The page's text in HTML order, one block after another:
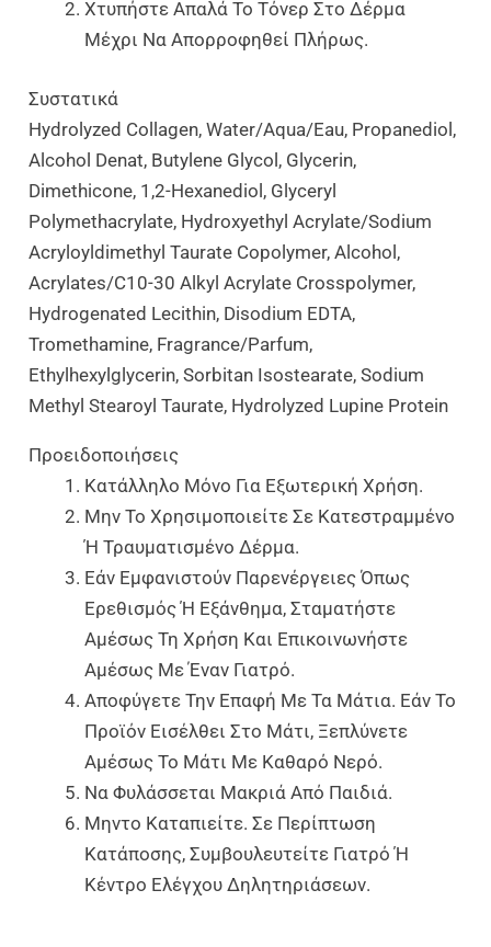
Χτυπήστε Απαλά Το Τόνερ Στο Δέρμα
Μέχρι Να Απορροφηθεί Πλήρως.
Συστατικά
Hydrolyzed Collagen, Water/Aqua/Eau, Propanediol,
Alcohol Denat, Butylene Glycol, Glycerin,
Dimethicone, 1,2-Hexanediol, Glyceryl
Polymethacrylate, Hydroxyethyl Acrylate/Sodium
Acryloyldimethyl Taurate Copolymer, Alcohol,
Acrylates/C10-30 Alkyl Acrylate Crosspolymer,
Hydrogenated Lecithin, Disodium EDTA,
Tromethamine, Fragrance/Parfum,
Ethylhexylglycerin, Sorbitan Isostearate, Sodium
Methyl Stearoyl Taurate, Hydrolyzed Lupine Protein
Προειδοποιήσεις
Κατάλληλο Μόνο Για Εξωτερική Χρήση.
Μην Το Χρησιμοποιείτε Σε Κατεστραμμένο
Ή Τραυματισμένο Δέρμα.
Εάν Εμφανιστούν Παρενέργειες Όπως
Ερεθισμός Ή Εξάνθημα, Σταματήστε
Αμέσως Τη Χρήση Και Επικοινωνήστε
Αμέσως Με Έναν Γιατρό.
Αποφύγετε Την Επαφή Με Τα Μάτια. Εάν Το
Προϊόν Εισέλθει Στο Μάτι, Ξεπλύνετε
Αμέσως Το Μάτι Με Καθαρό Νερό.
Να Φυλάσσεται Μακριά Από Παιδιά.
Μηντο Καταπιείτε. Σε Περίπτωση
Κατάποσης, Συμβουλευτείτε Γιατρό Ή
Κέντρο Ελέγχου Δηλητηριάσεων.